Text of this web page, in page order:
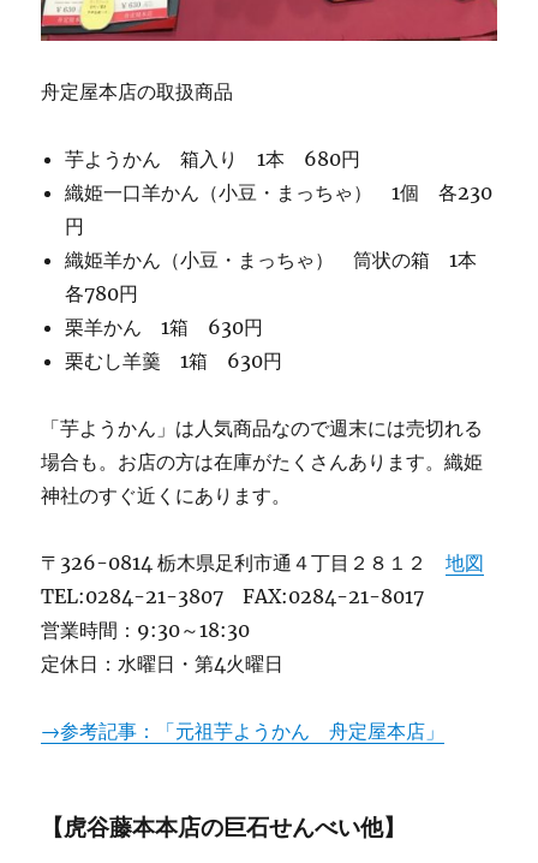
舟定屋本店の取扱商品
芋ようかん 箱入り 1本 680円
織姫一口羊かん（小豆・まっちゃ） 1個 各230
円
織姫羊かん（小豆・まっちゃ） 筒状の箱 1本
各780円
栗羊かん 1箱 630円
栗むし羊羹 1箱 630円
「芋ようかん」は人気商品なので週末には売切れる
場合も。お店の方は在庫がたくさんあります。織姫
神社のすぐ近くにあります。
〒326-0814 栃木県足利市通４丁目２８１２地図
TEL:0284-21-3807 FAX:0284-21-8017
営業時間：9:30～18:30
定休日：水曜日・第4火曜日
→参考記事：「元祖芋ようかん 舟定屋本店」
【虎谷藤本本店の巨石せんべい他】